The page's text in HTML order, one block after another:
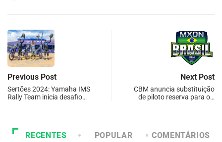
Previous Post
Sertões 2024: Yamaha IMS
Rally Team inicia desafio…
Next Post
CBM anuncia substituição
de piloto reserva para o…
RECENTES POPULAR COMENTÁRIOS